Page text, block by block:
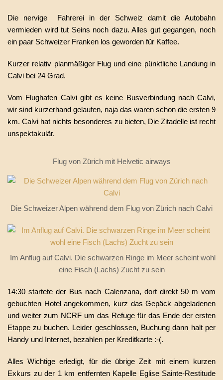
Die nervige Fahrerei in der Schweiz damit die Autobahn
vermieden wird tut Seins noch dazu. Alles gut gegangen, noch
ein paar Schweizer Franken los geworden für Kaffee.
Kurzer relativ planmäßiger Flug und eine pünktliche Landung in
Calvi bei 24 Grad.
Vom Flughafen Calvi gibt es keine Busverbindung nach Calvi,
wir sind kurzerhand gelaufen, naja das waren schon die ersten 9
km. Calvi hat nichts besonderes zu bieten, Die Zitadelle ist recht
unspektakulär.
Flug von Zürich mit Helvetic airways
Die Schweizer Alpen während dem Flug von Zürich nach Calvi
Im Anflug auf Calvi. Die schwarzen Ringe im Meer scheint wohl
eine Fisch (Lachs) Zucht zu sein
14:30 startete der Bus nach Calenzana, dort direkt 50 m vom
gebuchten Hotel angekommen, kurz das Gepäck abgeladenen
und weiter zum NCRF um das Refuge für das Ende der ersten
Etappe zu buchen. Leider geschlossen, Buchung dann halt per
Handy und Internet, bezahlen per Kreditkarte :-(.
Alles Wichtige erledigt, für die übrige Zeit mit einem kurzen
Exkurs zu der 1 km entfernten Kapelle Eglise Sainte-Restitude